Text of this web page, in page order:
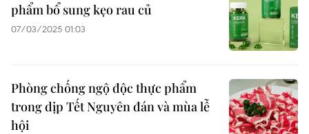
phẩm bổ sung kẹo rau củ
07/03/2025 01:03
Phòng chống ngộ độc thực phẩm
trong dịp Tết Nguyên đán và mùa lễ
hội